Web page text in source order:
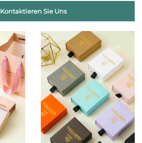
Kontaktieren Sie Uns